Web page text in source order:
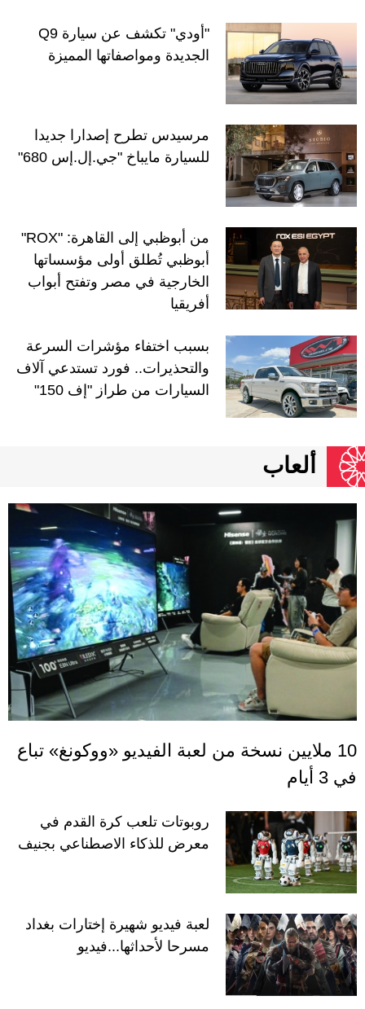
"أودي" تكشف عن سيارة Q9
الجديدة ومواصفاتها المميزة
مرسيدس تطرح إصدارا جديدا
للسيارة مايباخ "جي.إل.إس 680"
من أبوظبي إلى القاهرة: "ROX"
أبوظبي تُطلق أولى مؤسساتها
الخارجية في مصر وتفتح أبواب
أفريقيا
بسبب اختفاء مؤشرات السرعة
والتحذيرات.. فورد تستدعي آلاف
السيارات من طراز "إف 150"
ألعاب
10 ملايين نسخة من لعبة الفيديو «ووكونغ» تباع
في 3 أيام
روبوتات تلعب كرة القدم في
معرض للذكاء الاصطناعي بجنيف
لعبة فيديو شهيرة إختارات بغداد
مسرحا لأحداثها...فيديو